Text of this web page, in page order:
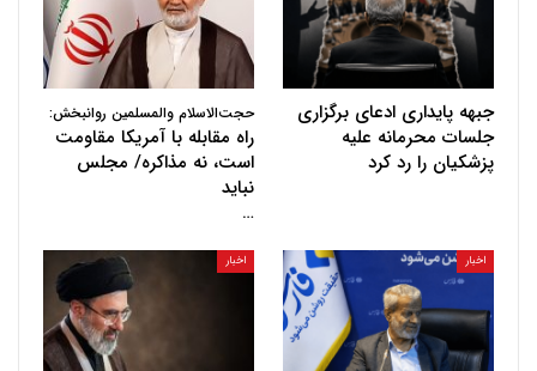
جبهه پایداری ادعای برگزاری
جلسات محرمانه علیه
پزشکیان را رد کرد
حجت‌الاسلام والمسلمین روانبخش:
راه مقابله با آمریکا مقاومت
است، نه مذاکره/ مجلس
نباید
…
اخبار اخبار